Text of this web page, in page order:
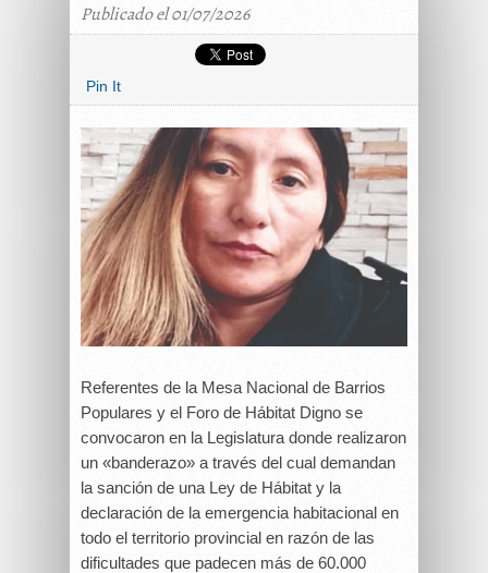
Publicado el 01/07/2026
Pin It
Referentes de la Mesa Nacional de Barrios
Populares y el Foro de Hábitat Digno se
convocaron en la Legislatura donde realizaron
un «banderazo» a través del cual demandan
la sanción de una Ley de Hábitat y la
declaración de la emergencia habitacional en
todo el territorio provincial en razón de las
dificultades que padecen más de 60.000